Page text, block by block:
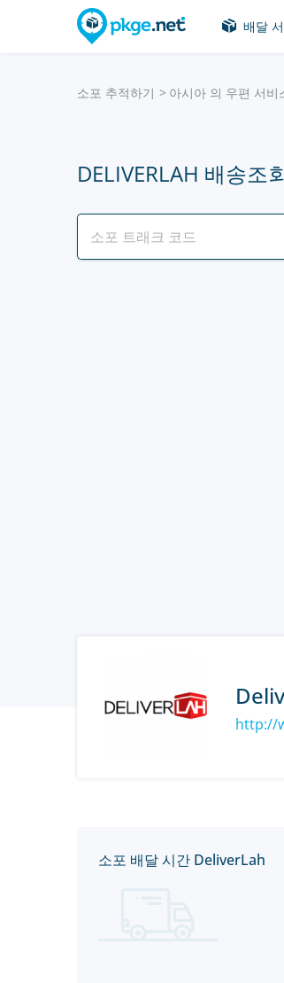
배달
소포 추적하기 아시아 의 우편 서비
DELIVERLAH 배송조
http://
소포 배달 시간 DeliverLah